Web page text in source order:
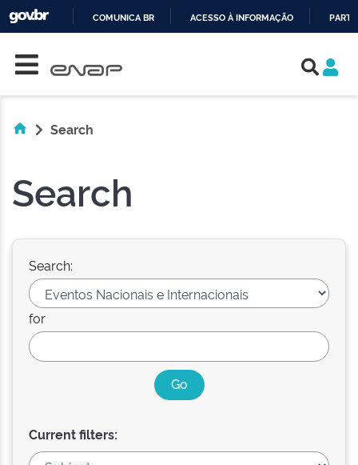
COMUNICA BR ACESSO À INFORMAÇÃO
Search
Search
Search:
for
Current filters: